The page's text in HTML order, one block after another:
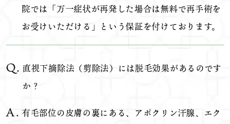
院では「万一症状が再発した場合は無料で再手術を
お受けいただける」という保証を付けております。
直視下摘除法（剪除法）には脱毛効果があるのです
か？
有毛部位の皮膚の裏にある、アポクリン汗腺、エク